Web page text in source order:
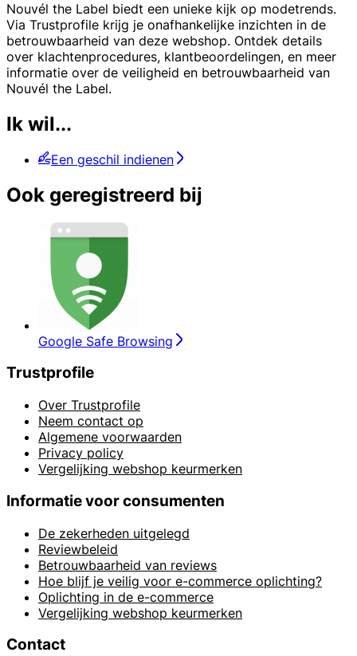
Nouvél the Label biedt een unieke kijk op modetrends.
Via Trustprofile krijg je onafhankelijke inzichten in de
betrouwbaarheid van deze webshop. Ontdek details
over klachtenprocedures, klantbeoordelingen, en meer
informatie over de veiligheid en betrouwbaarheid van
Nouvél the Label.
Ik wil...
Een geschil indienen
Ook geregistreerd bij
Google Safe Browsing
Trustprofile
Over Trustprofile
Neem contact op
Algemene voorwaarden
Privacy policy
Vergelijking webshop keurmerken
Informatie voor consumenten
De zekerheden uitgelegd
Reviewbeleid
Betrouwbaarheid van reviews
Hoe blijf je veilig voor e-commerce oplichting?
Oplichting in de e-commerce
Vergelijking webshop keurmerken
Contact